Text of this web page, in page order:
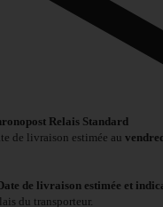
Relais Standard
de livraison estimée au
de livraison estimée et
du transporteur.